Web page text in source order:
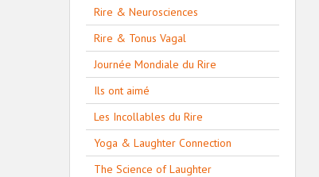
Rire & Neurosciences
Rire & Tonus Vagal
Journée Mondiale du Rire
Ils ont aimé
Les Incollables du Rire
Yoga & Laughter Connection
The Science of Laughter